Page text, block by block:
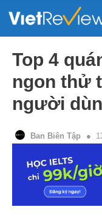
Top 4
ngon thử
người
Ban Biên Tập